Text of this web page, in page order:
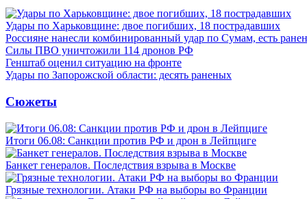
Удары по Харьковщине: двое погибших, 18 пострадавших
Россияне нанесли комбинированный удар по Сумам, есть
Силы ПВО уничтожили 114 дронов РФ
Генштаб оценил ситуацию на фронте
Удары по Запорожской области: десять раненых
Сюжеты
Итоги 06.08: Санкции против РФ и дрон в Лейпциге
Банкет генералов. Последствия взрыва в Москве
Грязные технологии. Атаки РФ на выборы во Франции